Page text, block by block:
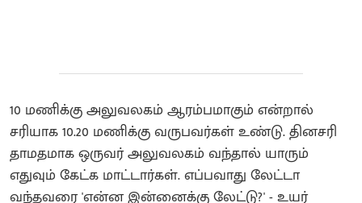
10 மணிக்கு அலுவலகம் ஆரம்பமாகும் என்றால்
சரியாக 10.20 மணிக்கு வருபவர்கள் உண்டு. தினசரி
தாமதமாக ஒருவர் அலுவலகம் வந்தால் யாரும்
எதுவும் கேட்க மாட்டார்கள். எப்பவாது லேட்டா
வந்தவரை 'என்ன இன்னைக்கு லேட்டு?' - உயர்